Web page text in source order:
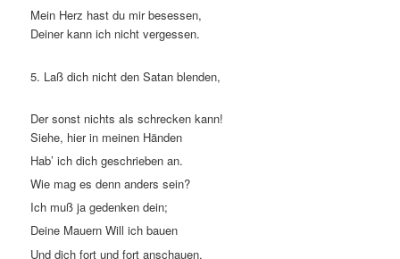
Mein Herz hast du mir besessen,
Deiner kann ich nicht vergessen.
5. Laß dich nicht den Satan blenden,
Der sonst nichts als schrecken kann!
Siehe, hier in meinen Händen
Hab’ ich dich geschrieben an.
Wie mag es denn anders sein?
Ich muß ja gedenken dein;
Deine Mauern Will ich bauen
Und dich fort und fort anschauen.